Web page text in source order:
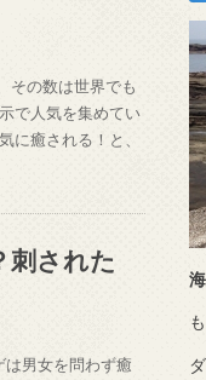
その数は世界でも
で人気を集めてい
に癒される！と、
刺された
男女を問わず癒